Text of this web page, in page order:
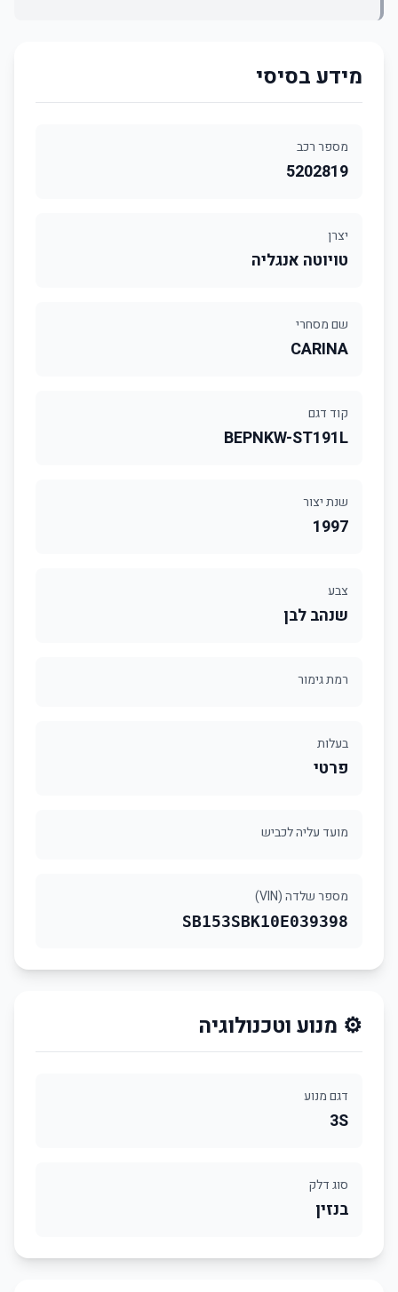
מידע בסיסי
מספר רכב
5202819
יצרן
טויוטה אנגליה
שם מסחרי
CARINA
קוד דגם
BEPNKW-ST191L
שנת יצור
1997
צבע
שנהב לבן
רמת גימור
בעלות
פרטי
מועד עליה לכביש
מספר שלדה (VIN)
SB153SBK10E039398
⚙️ מנוע וטכנולוגיה
דגם מנוע
3S
סוג דלק
בנזין